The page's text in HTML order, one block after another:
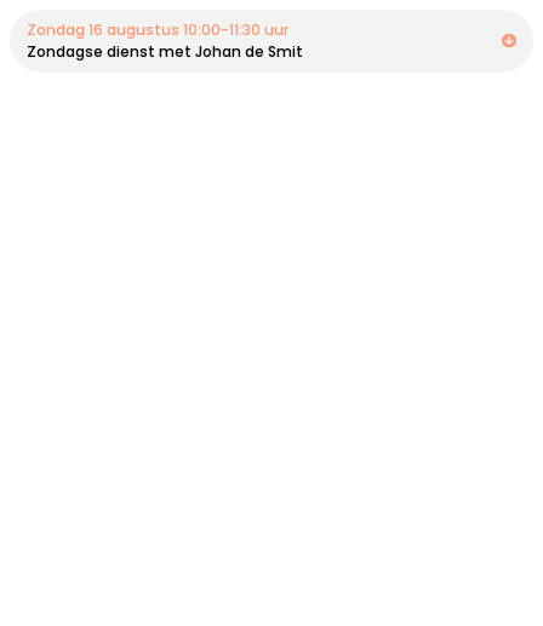
Zondag 16 augustus 10:00-11:30 uur
Zondagse dienst met Johan de Smit